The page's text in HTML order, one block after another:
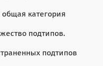
категория
подтипов.
подтипов